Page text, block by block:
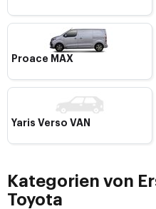
Proace MAX
Yaris Verso VAN
Kategorien von
Toyota